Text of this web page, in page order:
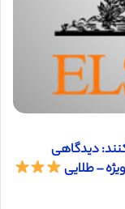
کنند: دیدگاهی